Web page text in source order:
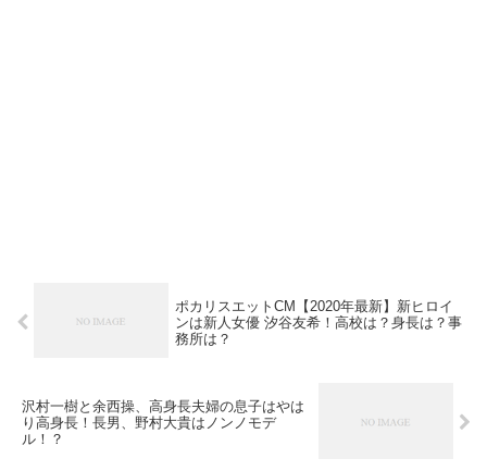
ポカリスエットCM【2020年最新】新ヒロイ
ンは新人女優 汐谷友希！高校は？身長は？事
務所は？
沢村一樹と余西操、高身長夫婦の息子はやは
り高身長！長男、野村大貴はノンノモデ
ル！？